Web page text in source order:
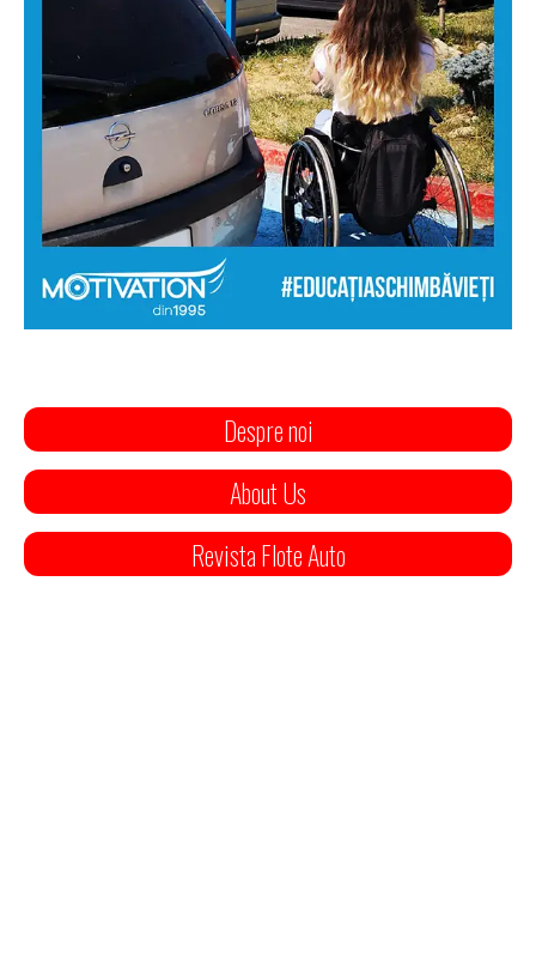
Despre noi
About Us
Revista Flote Auto